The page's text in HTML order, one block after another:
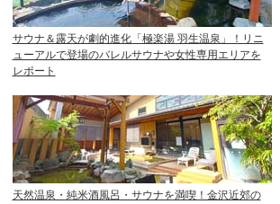
サウナ＆露天が劇的進化「極楽湯 羽生温泉」！リニ
ューアルで登場のバレルサウナや女性専用エリアを
レポート
天然温泉・純米酒風呂・サウナを満喫！金沢近郊の